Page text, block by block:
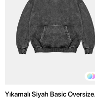
Yıkamalı Siyah Basic Oversize